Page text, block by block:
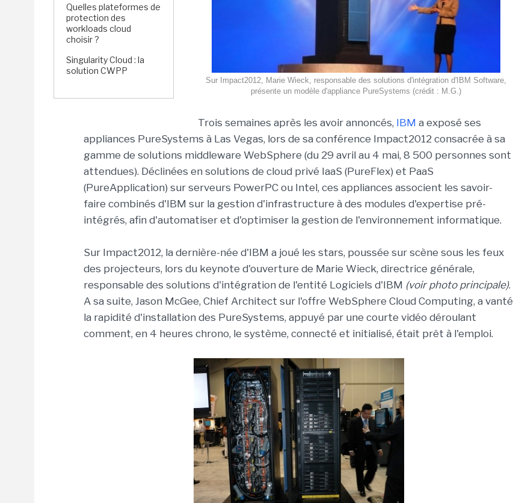
Quelles plateformes de
protection des
workloads cloud
choisir ?
Singularity Cloud : la
solution CWPP
Sur Impact2012, Marie Wieck, responsable des solutions d'intégration d'IBM Software,
présente un modèle d'appliance PureSystems (crédit : M.G.)
Trois semaines après les avoir annoncés, IBM a exposé ses
appliances PureSystems à Las Vegas, lors de sa conférence Impact2012 consacrée à sa
gamme de solutions middleware WebSphere (du 29 avril au 4 mai, 8 500 personnes sont
attendues). Déclinées en solutions de cloud privé IaaS (PureFlex) et PaaS
(PureApplication) sur serveurs PowerPC ou Intel, ces appliances associent les savoir-
faire combinés d'IBM sur la gestion d'infrastructure à des modules d'expertise pré-
intégrés, afin d'automatiser et d'optimiser la gestion de l'environnement informatique.
Sur Impact2012, la dernière-née d'IBM a joué les stars, poussée sur scène sous les feux
des projecteurs, lors du keynote d'ouverture de Marie Wieck, directrice générale,
responsable des solutions d'intégration de l'entité Logiciels d'IBM (voir photo principale).
A sa suite, Jason McGee, Chief Architect sur l'offre WebSphere Cloud Computing, a vanté
la rapidité d'installation des PureSystems, appuyé par une courte vidéo déroulant
comment, en 4 heures chrono, le système, connecté et initialisé, était prêt à l'emploi.